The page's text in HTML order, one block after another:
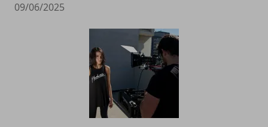
09/06/2025